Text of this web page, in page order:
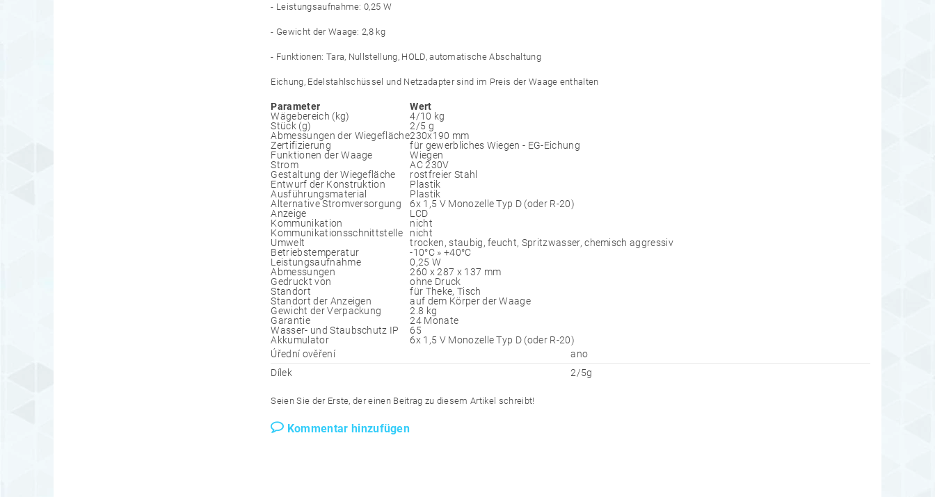
- Leistungsaufnahme: 0,25 W
- Gewicht der Waage: 2,8 kg
- Funktionen: Tara, Nullstellung, HOLD, automatische Abschaltung
Eichung, Edelstahlschüssel und Netzadapter sind im Preis der Waage enthalten
Parameter
Wert
Wägebereich (kg)
4/10 kg
Stück (g)
2/5 g
Abmessungen der Wiegefläche230x190 mm
Zertifizierung
für gewerbliches Wiegen - EG-Eichung
Funktionen der Waage
Wiegen
Strom
AC 230V
Gestaltung der Wiegefläche
rostfreier Stahl
Entwurf der Konstruktion
Plastik
Ausführungsmaterial
Plastik
Alternative Stromversorgung
6x 1,5 V Monozelle Typ D (oder R-20)
Anzeige
LCD
Kommunikation
nicht
Kommunikationsschnittstelle
nicht
Umwelt
trocken, staubig, feucht, Spritzwasser, chemisch aggressiv
Betriebstemperatur
-10°C » +40°C
Leistungsaufnahme
0,25 W
Abmessungen
260 x 287 x 137 mm
Gedruckt von
ohne Druck
Standort
für Theke, Tisch
Standort der Anzeigen
auf dem Körper der Waage
Gewicht der Verpackung
2.8 kg
Garantie
24 Monate
Wasser- und Staubschutz IP
65
Akkumulator
6x 1,5 V Monozelle Typ D (oder R-20)
Úřední ověření
ano
Dílek
2/5g
Seien Sie der Erste, der einen Beitrag zu diesem Artikel schreibt!
Kommentar hinzufügen